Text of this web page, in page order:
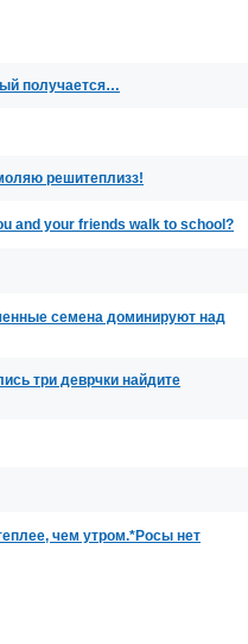
получается…
решитеплизз!
and your friends walk to school?
семена доминируют над
три деврчки найдите
чем утром.*Росы нет